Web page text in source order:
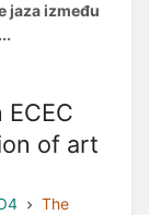
jaza između
of art
The